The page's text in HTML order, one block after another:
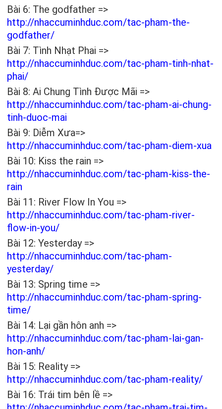
Bài 6: The godfather =>
http://nhaccuminhduc.com/tac-pham-the-
godfather/
Bài 7: Tình Nhạt Phai =>
http://nhaccuminhduc.com/tac-pham-tinh-nhat-
phai/
Bài 8: Ai Chung Tình Được Mãi =>
http://nhaccuminhduc.com/tac-pham-ai-chung-
tinh-duoc-mai
Bài 9: Diễm Xưa=>
http://nhaccuminhduc.com/tac-pham-diem-xua
Bài 10: Kiss the rain =>
http://nhaccuminhduc.com/tac-pham-kiss-the-
rain
Bài 11: River Flow In You =>
http://nhaccuminhduc.com/tac-pham-river-
flow-in-you/
Bài 12: Yesterday =>
http://nhaccuminhduc.com/tac-pham-
yesterday/
Bài 13: Spring time =>
http://nhaccuminhduc.com/tac-pham-spring-
time/
Bài 14: Lại gần hôn anh =>
http://nhaccuminhduc.com/tac-pham-lai-gan-
hon-anh/
Bài 15: Reality =>
http://nhaccuminhduc.com/tac-pham-reality/
Bài 16: Trái tim bên lề =>